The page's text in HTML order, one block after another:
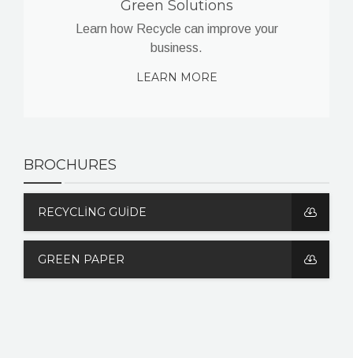
Green Solutions
Learn how Recycle can improve your
business.
LEARN MORE
BROCHURES
RECYCLING GUIDE
GREEN PAPER